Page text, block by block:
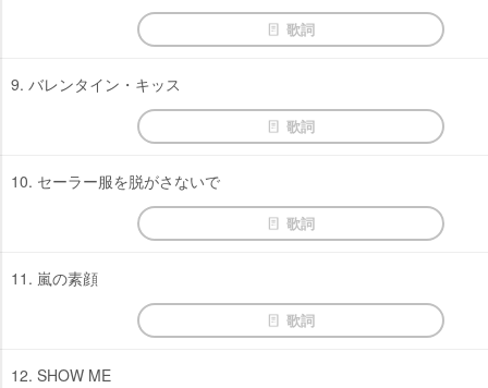
歌詞
9. バレンタイン・キッス
歌詞
10. セーラー服を脱がさないで
歌詞
11. 嵐の素顔
歌詞
12. SHOW ME